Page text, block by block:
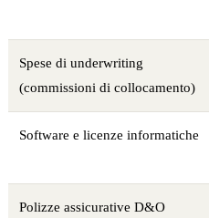
Spese di underwriting
(commissioni di collocamento)
Software e licenze informatiche
Polizze assicurative D&O